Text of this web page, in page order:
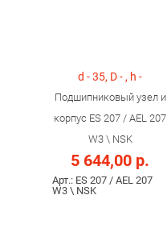
d - 35, D - , h -
Подшипниковый узел и
корпус ES 207 / AEL 207
W3 \ NSK
5 644,00 р.
Арт.: ES 207 / AEL 207
W3 \ NSK